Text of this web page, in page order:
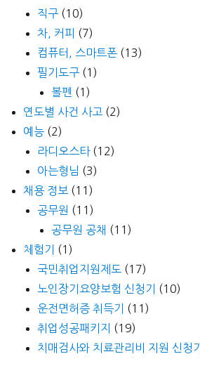
직구 (10)
차, 커피 (7)
컴퓨터, 스마트폰 (13)
필기도구 (1)
볼펜 (1)
연도별 사건 사고 (2)
예능 (2)
라디오스타(12)
아는형님 (3)
채용 정보 (11)
공무원 (11)
공무원 공채 (11)
체험기
(1)
국민취업지원제도 (17)
노인장기요양보험 신청기
(10)
운전면허증 취득기
(11)
취업성공패키지
(19)
치매검사와 치료관리비 지원 신청기